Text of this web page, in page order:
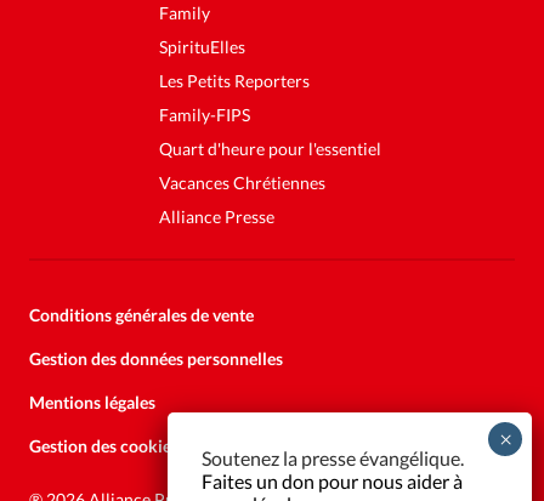
Family
SpirituElles
Les Petits Reporters
Family-FIPS
Quart d'heure pour l'essentiel
Vacances Chrétiennes
Alliance Presse
Conditions générales de vente
Gestion des données personnelles
Mentions légales
Gestion des cookies
Soutenez la presse évangélique.
Faites un don pour nous aider à